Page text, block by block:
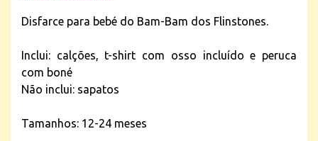
Disfarce para bebé do Bam-Bam dos Flinstones.
Inclui: calções, t-shirt com osso incluído e peruca
com boné
Não inclui: sapatos
Tamanhos: 12-24 meses